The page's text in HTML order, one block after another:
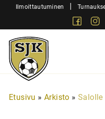
SiirryIlmoittautuminen |
Sjk-
Juniorit
Etusivu » Arkisto » Salolle